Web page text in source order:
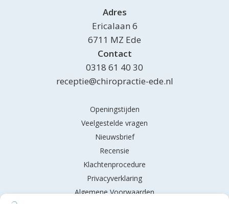
Adres
Ericalaan 6
6711 MZ Ede
Contact
0318 61 40 30
receptie@chiropractie-ede.nl
Openingstijden
Veelgestelde vragen
Nieuwsbrief
Recensie
Klachtenprocedure
Privacyverklaring
Algemene Voorwaarden